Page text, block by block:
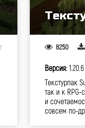
8250
Версия:
Текстурпак
так и к
и
совсем по-